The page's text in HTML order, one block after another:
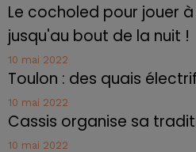
Le cocholed pour jouer
jusqu'au bout de la nuit !
10 mai 2022
Toulon : des quais
10 mai 2022
Cassis organise sa
10 mai 2022